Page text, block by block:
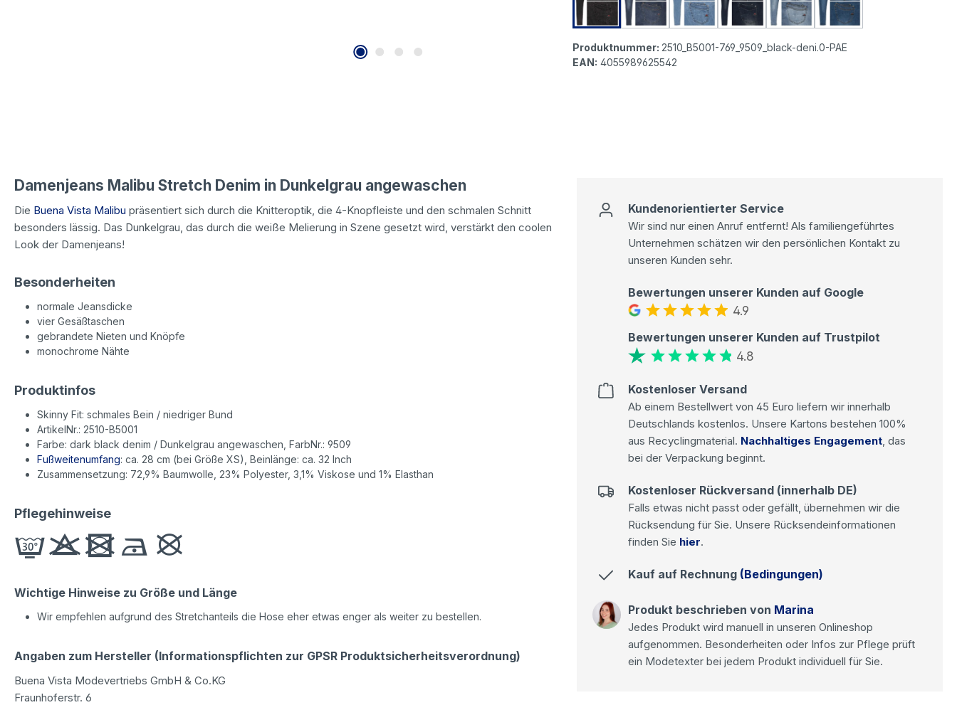
Buena Vista Malibu Stretch Denim Jeans dark black denim
Buena Vista Malibu Stretch Denim Jeans dark stone
Buena Vista Malibu Stretch Denim Jeans deep
Buena Vista Malibu Stretch Denim
Buena Vista Malibu Stretch
Buena Vista Malibu
Produktnummer: 2510_B5001-769_9509_black-deni.0-PAE
EAN: 4055989625542
Damenjeans Malibu Stretch Denim in Dunkelgrau angewaschen
Die Buena Vista Malibu präsentiert sich durch die Knitteroptik, die 4-Knopfleiste und den schmalen Schnitt
besonders lässig. Das Dunkelgrau, das durch die weiße Melierung in Szene gesetzt wird, verstärkt den coolen
Look der Damenjeans!
Besonderheiten
normale Jeansdicke
vier Gesäßtaschen
gebrandete Nieten und Knöpfe
monochrome Nähte
Produktinfos
Skinny Fit: schmales Bein / niedriger Bund
ArtikelNr.: 2510-B5001
Farbe: dark black denim / Dunkelgrau angewaschen, FarbNr.: 9509
Fußweitenumfang: ca. 28 cm (bei Größe XS), Beinlänge: ca. 32 Inch
Zusammensetzung: 72,9% Baumwolle, 23% Polyester, 3,1% Viskose und 1% Elasthan
Pflegehinweise
Wichtige Hinweise zu Größe und Länge
Wir empfehlen aufgrund des Stretchanteils die Hose eher etwas enger als weiter zu bestellen.
Angaben zum Hersteller (Informationspflichten zur GPSR Produktsicherheitsverordnung)
Buena Vista Modevertriebs GmbH & Co.KG
Fraunhoferstr. 6
Kundenorientierter Service
Wir sind nur einen Anruf entfernt! Als familiengeführtes
Unternehmen schätzen wir den persönlichen Kontakt zu
unseren Kunden sehr.
Bewertungen unserer Kunden auf Google
4.9
Bewertungen unserer Kunden auf Trustpilot
4.8
Kostenloser Versand
Ab einem Bestellwert von 45 Euro liefern wir innerhalb
Deutschlands kostenlos. Unsere Kartons bestehen 100%
aus Recyclingmaterial. Nachhaltiges Engagement, das
bei der Verpackung beginnt.
Kostenloser Rückversand (innerhalb DE)
Falls etwas nicht passt oder gefällt, übernehmen wir die
Rücksendung für Sie. Unsere Rücksendeinformationen
finden Sie hier.
Kauf auf Rechnung (Bedingungen)
Produkt beschrieben von Marina
Jedes Produkt wird manuell in unseren Onlineshop
aufgenommen. Besonderheiten oder Infos zur Pflege prüft
ein Modetexter bei jedem Produkt individuell für Sie.